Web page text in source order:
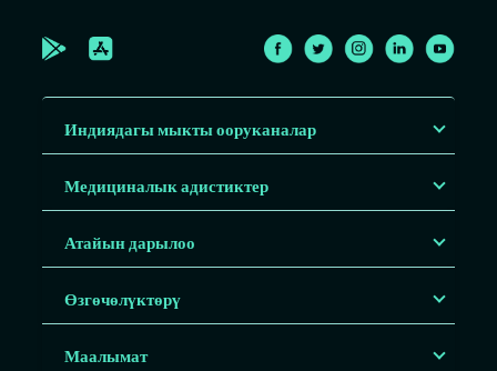
Индиядагы мыкты ооруканалар
Медициналык адистиктер
Атайын дарылоо
Өзгөчөлүктөрү
Маалымат